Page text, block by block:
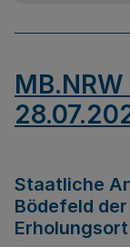
Staatliche
Bödefeld
Erholungsort